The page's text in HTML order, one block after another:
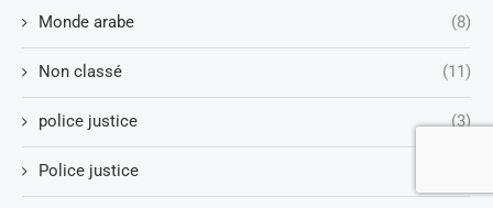
Monde arabe (8)
Non classé (11)
police justice (3)
Police justice